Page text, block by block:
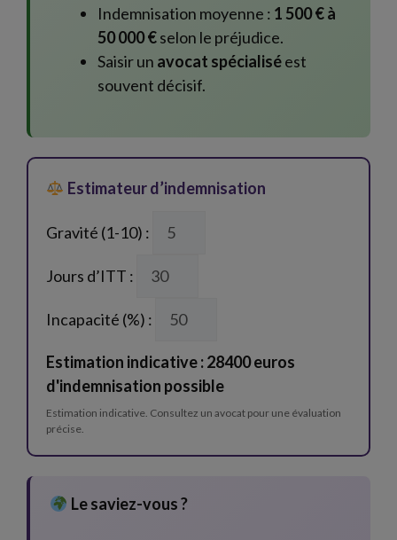
Indemnisation moyenne : 1 500 € à
50 000 €selon le préjudice.
Saisir un avocat spécialiséest
souvent décisif.
Estimateur d’indemnisation
Gravité (1-10) :
Jours d’ITT :
Incapacité (%) :
Estimation indicative : 28400 euros
d'indemnisation possible
Estimation indicative. Consultez un avocat pour une évaluation
précise.
Le saviez-vous ?